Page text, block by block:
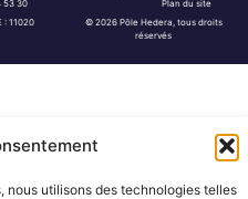
nous utilisons des technologies telles
53 30
: 11020
Plan du site
© 2026 Pôle Hedera, tous droits
réservés